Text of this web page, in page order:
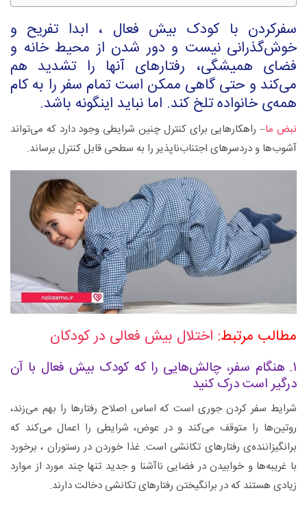
سفرکردن با کودک بیش فعال ، ابدا تفریح و
خوش‌گذرانی نیست و دور شدن از محیط خانه و
فضای همیشگی، رفتارهای آنها را تشدید هم
می‌کند و حتی گاهی ممکن است تمام سفر را به کام
همه‌ی خانواده تلخ کند. اما نباید اینگونه باشد.
نبض ما– راهکارهایی برای کنترل چنین شرایطی وجود دارد که می‌تواند
آشوب‌ها و دردسرهای اجتناب‌ناپذیر را به سطحی قابل کنترل برساند.
مطالب مرتبط: اختلال بیش فعالی در کودکان
۱. هنگام سفر، چالش‌هایی را که کودک بیش فعال با آن
درگیر است درک کنید
شرایط سفر کردن جوری است که اساس اصلاح رفتارها را بهم می‌زند،
روتین‌ها را متوقف می‌کند و در عوض، شرایطی را اعمال می‌کند که
برانگیزاننده‌ی رفتارهای تکانشی است. غذا خوردن در رستوران ، برخورد
با غریبه‌ها و خوابیدن در فضایی ناآشنا و جدید تنها چند مورد از موارد
زیادی هستند که در برانگیختن رفتارهای تکانشی دخالت دارند.